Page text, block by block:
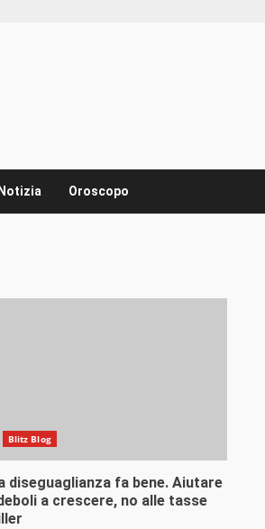
Oroscopo
Blitz Blog
diseguaglianza fa bene. Aiutare
a crescere, no alle tasse